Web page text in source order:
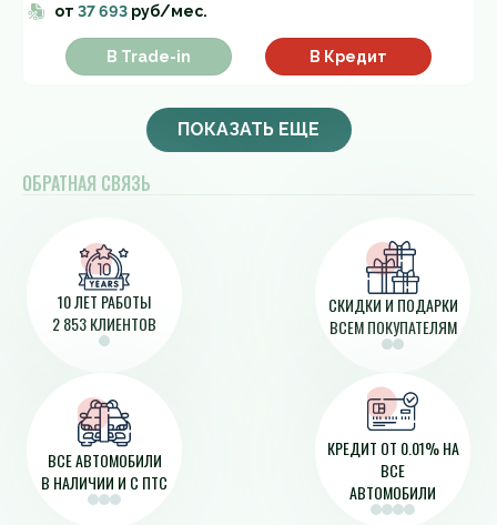
от 37 693 руб/мес.
В Trade-in В Кредит
ПОКАЗАТЬ ЕЩЕ
ОБРАТНАЯ СВЯЗЬ
10 ЛЕТ РАБОТЫ
2 853 КЛИЕНТОВ
СКИДКИ И ПОДАРКИ
ВСЕМ ПОКУПАТЕЛЯМ
ВСЕ АВТОМОБИЛИ
В НАЛИЧИИ И С ПТС
КРЕДИТ ОТ 0.01% НА
ВСЕ
АВТОМОБИЛИ